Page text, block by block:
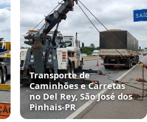
Transporte de
Caminhões e Carretas
no Del Rey, São José dos
Pinhais‑PR